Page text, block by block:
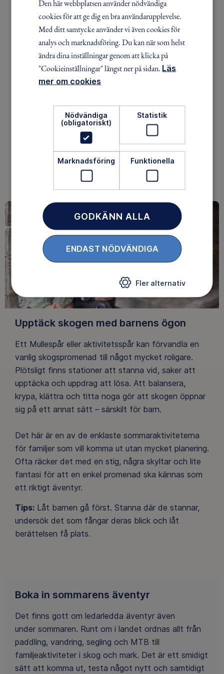
Tänk på att:Fjällvädret kan slå om snabbt, så
packa alltid för mer än ni tror behövs. Extra kläder,
något varmt och en tydlig plan gör stor skillnad.
Välj en tur där det finns något konkret att se
fram emot – en topp, en våffla eller bara en extra
En dagstur från en fast bas kan räcka långt, men
för den som vill göra mer av dagarna på fjället finns
också guidade sommarturer, både kortare och
Upptäck skogen med barnens ögon
Ett Mullespår eller aktivitetsspår kan förvandla en
vanlig skogspromenad till något mycket roligare.
Plötsligt finns stationer att stanna vid, saker att
upptäcka och uppdrag att lösa. Att balansera,
krypa, klättra och titta noga gör att skogen öppnar
sig på ett annat sätt – särskilt för barn.
Det här är en av de enklaste sommaraktiviteterna
för familjer som vill komma ut utan mycket planering.
Ofta räcker det med en stig, några skyltar och lite
fantasi för att en enkel promenad ska kännas som
ett riktigt äventyr.
Tips: Låt barnen gå först. Stanna där de stannar,
undersök det som fångar deras blick och låt
berättelsen få plats.
Boka in sommarens äventyr
Det finns gott om ledarledda äventyr även
under sommaren. Runt om i landet ordnas allt från
paddling, vandring, segling och MTB till
familjeaktiviteter i skog och mark. Det är ett smidigt
sätt att komma ut, testa något nytt och samtidigt
Den här webbplatsen använder nödvändiga
cookies för att ge dig en bra användarupplevelse.
Med ditt samtycke använder vi även cookies för
analys och marknadsföring. Du kan när som helst
ändra dina inställningar genom att klicka på
"Cookieinställningar" längst ner på sidan. Läs
mer om cookies
Nödvändiga
(obligatoriskt)
Statistik
Marknadsföring Funktionella
GODKÄNN ALLA
ENDAST NÖDVÄNDIGA
Fler alternativ